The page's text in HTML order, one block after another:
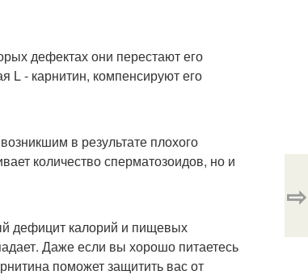
дефектах они перестают его
L - карнитин, компенсируют его
в результате плохого
количество сперматозоидов, но и
дефицит калорий и пищевых
Даже если вы хорошо питаетесь
поможет защитить вас от
⇨